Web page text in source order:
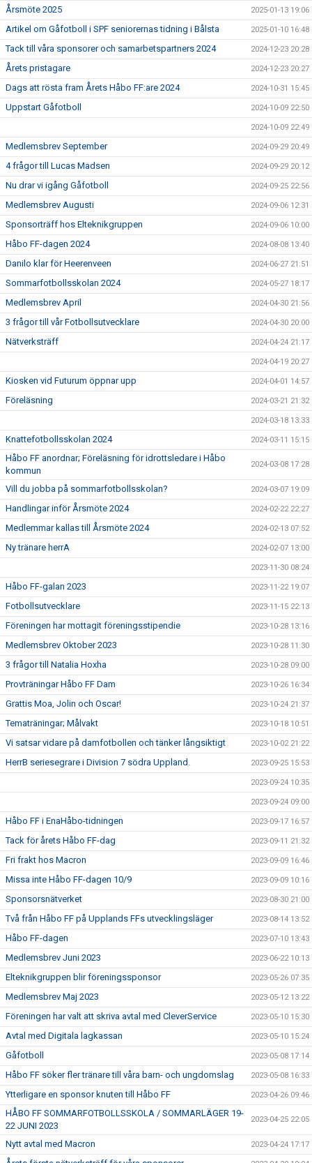
Årsmöte 2025 2025-01-13 19:06
Artikel om Gåfotboll i SPF seniorernas tidning i Bålsta 2025-01-10 16:48
Tack till våra sponsorer och samarbetspartners 2024 2024-12-23 20:28
Årets pristagare 2024-12-23 20:27
Dags att rösta fram Årets Håbo FF:are 2024 2024-10-31 15:45
Uppstart Gåfotboll 2024-10-09 22:50
2024-10-09 22:49
Medlemsbrev September 2024-09-29 20:49
4 frågor till Lucas Madsen 2024-09-29 20:12
Nu drar vi igång Gåfotboll 2024-09-25 22:56
Medlemsbrev Augusti 2024-09-06 12:31
Sponsorträff hos Elteknikgruppen 2024-09-06 10:00
Håbo FF-dagen 2024 2024-08-08 13:40
Danilo klar för Heerenveen 2024-06-27 21:51
Sommarfotbollsskolan 2024 2024-05-27 18:17
Medlemsbrev April 2024-04-30 21:56
3 frågor till vår Fotbollsutvecklare 2024-04-30 20:00
Nätverksträff 2024-04-24 21:17
2024-04-19 20:27
Kiosken vid Futurum öppnar upp 2024-04-01 14:57
Föreläsning 2024-03-21 21:32
2024-03-18 13:33
Knattefotbollsskolan 2024 2024-03-11 15:15
Håbo FF anordnar; Föreläsning för idrottsledare i Håbo
kommun
2024-03-08 17:28
Vill du jobba på sommarfotbollsskolan? 2024-03-07 19:09
Handlingar inför Årsmöte 2024 2024-02-22 22:27
Medlemmar kallas till Årsmöte 2024 2024-02-13 07:52
Ny tränare herrA 2024-02-07 13:00
2023-11-30 08:24
Håbo FF-galan 2023 2023-11-22 19:07
Fotbollsutvecklare 2023-11-15 22:13
Föreningen har mottagit föreningsstipendie 2023-10-28 13:16
Medlemsbrev Oktober 2023 2023-10-28 11:30
3 frågor till Natalia Hoxha 2023-10-28 09:00
Provträningar Håbo FF Dam 2023-10-26 16:34
Grattis Moa, Jolin och Oscar! 2023-10-24 21:37
Tematräningar; Målvakt 2023-10-18 10:51
Vi satsar vidare på damfotbollen och tänker långsiktigt 2023-10-02 21:22
HerrB seriesegrare i Division 7 södra Uppland. 2023-09-25 15:53
2023-09-24 10:35
2023-09-24 09:00
Håbo FF i EnaHåbo-tidningen 2023-09-17 16:57
Tack för årets Håbo FF-dag 2023-09-11 21:32
Fri frakt hos Macron 2023-09-09 16:46
Missa inte Håbo FF-dagen 10/9 2023-09-09 10:16
Sponsorsnätverket 2023-08-30 21:00
Två från Håbo FF på Upplands FFs utvecklingsläger 2023-08-14 13:52
Håbo FF-dagen 2023-07-10 13:43
Medlemsbrev Juni 2023 2023-06-22 10:13
Elteknikgruppen blir föreningssponsor 2023-05-26 07:35
Medlemsbrev Maj 2023 2023-05-12 13:22
Föreningen har valt att skriva avtal med CleverService 2023-05-10 15:30
Avtal med Digitala lagkassan 2023-05-10 15:24
Gåfotboll 2023-05-08 17:14
Håbo FF söker fler tränare till våra barn- och ungdomslag 2023-05-08 16:33
Ytterligare en sponsor knuten till Håbo FF 2023-04-26 09:46
HÅBO FF SOMMARFOTBOLLSSKOLA / SOMMARLÄGER 19-
22 JUNI 2023
2023-04-25 22:05
Nytt avtal med Macron 2023-04-24 17:17